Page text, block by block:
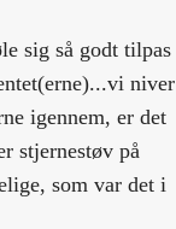
sig så godt tilpas
niver
igennem, er det
stjernestøv på
som var det i